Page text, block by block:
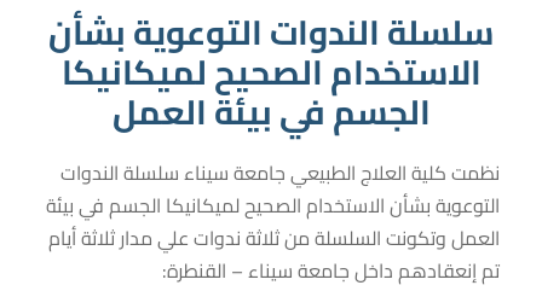
سلسلة الندوات التوعوية بشأن
الاستخدام الصحيح لميكانيكا
الجسم في بيئة العمل
نظمت كلية العلاج الطبيعي جامعة سيناء سلسلة الندوات
التوعوية بشأن الاستخدام الصحيح لميكانيكا الجسم في بيئة
العمل وتكونت السلسلة من ثلاثة ندوات علي مدار ثلاثة أيام
تم إنعقادهم داخل جامعة سيناء – القنطرة: